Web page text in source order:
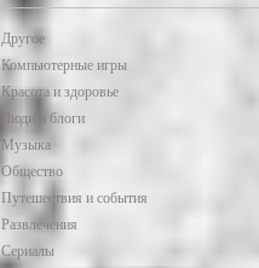
Другое
Компьютерные игры
Красота и здоровье
Люди и блоги
Музыка
Общество
Путешествия и события
Развлечения
Сериалы